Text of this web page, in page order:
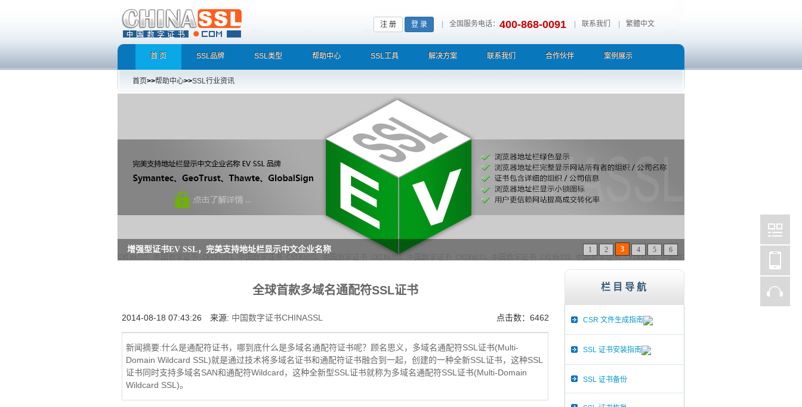
注 册 登 录 全国服务电话： 400-868-0091 联系我们 繁體中文
首 页 SSL品牌 SSL类型 帮助中心 SSL工具 解决方案 联系我们 合作伙伴 案例展示
首页>>帮助中心>>SSL行业资讯
增强型证书EV SSL，完美支持地址栏显示中文企业名称
增强型证书EV SSL,赛门铁克EV证书,verisign EV SSL证书,完美支持地址栏显示中文企业名称EV SSL品牌,赛门铁克EV证书 Symantec、GeoTrust、Thawte、GlobalSign,服务器证书,256
1 2 3 4 5 6
全球首款多域名通配符SSL证书
点击数：6462
2014-08-18 07:43:26 来源: 中国数字证书CHINASSL
新闻摘要:什么是通配符证书，哪到底什么是多域名通配符证书呢？顾名思义，多域名通配符SSL证书(Multi-
Domain Wildcard SSL)就是通过技术将多域名证书和通配符证书融合到一起，创建的一种全新SSL证书，这种SSL
证书同时支持多域名SAN和通配符Wildcard，这种全新型SSL证书就称为多域名通配符SSL证书(Multi-Domain
Wildcard SSL)。
栏目导航
CSR 文件生成指南
SSL 证书安装指南
SSL 证书备份